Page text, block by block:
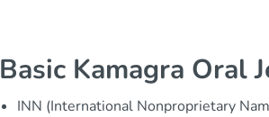
Basic Kamagra Oral
INN (International Nonproprietary